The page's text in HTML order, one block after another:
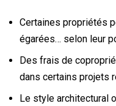
Certaines propriétés
égarées… selon leur
Des frais de
dans certains projets
Le style architectural